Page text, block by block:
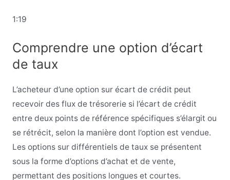
1:19
Comprendre une option d’écart
de taux
L’acheteur d’une option sur écart de crédit peut
recevoir des flux de trésorerie si l’écart de crédit
entre deux points de référence spécifiques s’élargit ou
se rétrécit, selon la manière dont l’option est vendue.
Les options sur différentiels de taux se présentent
sous la forme d’options d’achat et de vente,
permettant des positions longues et courtes.